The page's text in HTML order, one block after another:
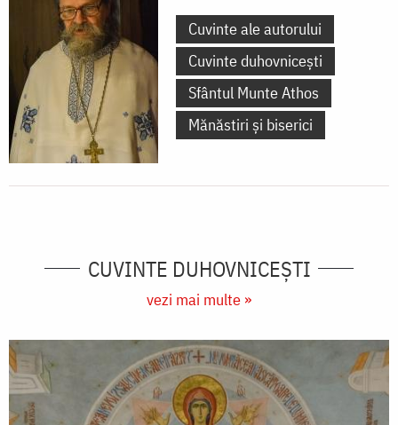
Cuvinte ale autorului
Cuvinte duhovnicești
Sfântul Munte Athos
Mănăstiri și biserici
CUVINTE DUHOVNICEȘTI
vezi mai multe »